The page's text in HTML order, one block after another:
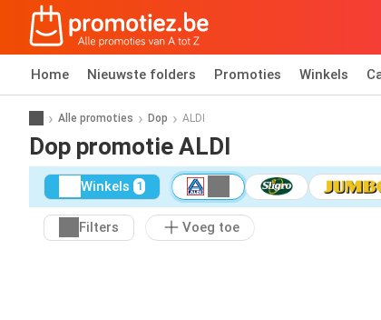
Home Nieuwste folders Promoties Winkels
Alle promoties Dop ALDI
Dop promotie ALDI
Winkels 1
Filters Voeg toe